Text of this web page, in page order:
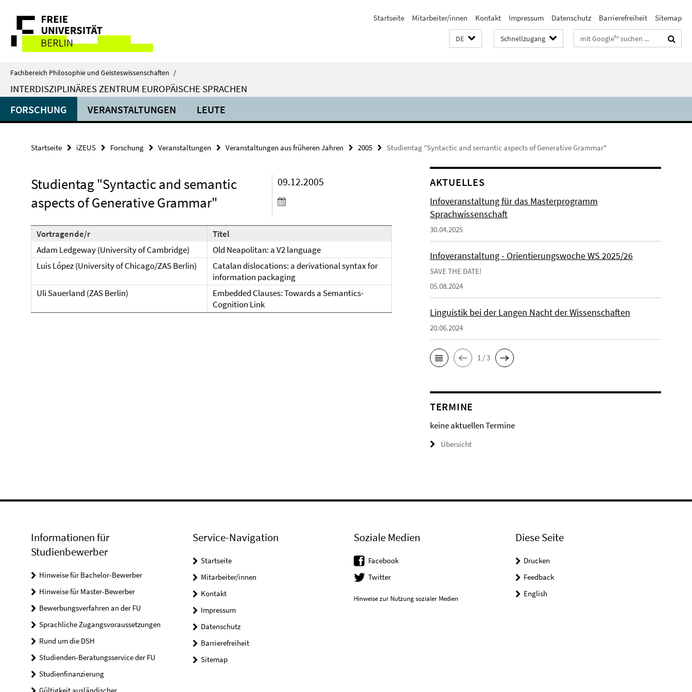
direkt
Inhalt
Service-
Navigation
Startseite Mitarbeiter/innen Kontakt Impressum Datenschutz Barrierefreiheit Sitemap
DE Schnellzugang Suchbegriffe
Fachbereich Philosophie und Geisteswissenschaften /
INTERDISZIPLINÄRES ZENTRUM EUROPÄISCHE SPRACHEN
FORSCHUNG VERANSTALTUNGEN LEUTE
Startseite iZEUS Forschung Veranstaltungen Veranstaltungen aus früheren Jahren 2005 Studientag "Syntactic and semantic aspects of Generative Grammar"
Studientag "Syntactic and semantic
aspects of Generative Grammar"
09.12.2005
Vortragende/r
Titel
Adam Ledgeway (University of Cambridge)
Old Neapolitan: a V2 language
Luis López (University of Chicago/ZAS Berlin)
Catalan dislocations: a derivational syntax for
information packaging
Uli Sauerland (ZAS Berlin)
Embedded Clauses: Towards a Semantics-
Cognition Link
AKTUELLES
Infoveranstaltung für das Masterprogramm
Sprachwissenschaft
30.04.2025
Infoveranstaltung - Orientierungswoche WS 2025/26
SAVE THE DATE!
05.08.2024
Linguistik bei der Langen Nacht der Wissenschaften
20.06.2024
1 / 3
TERMINE
keine aktuellen Termine
Übersicht
Informationen für
Studienbewerber
Hinweise für Bachelor-Bewerber
Hinweise für Master-Bewerber
Bewerbungsverfahren an der FU
Sprachliche Zugangsvoraussetzungen
Rund um die DSH
Studienden-Beratungsservice der FU
Studienfinanzierung
Service-Navigation
Startseite
Mitarbeiter/innen
Kontakt
Impressum
Datenschutz
Barrierefreiheit
Sitemap
Soziale Medien
Facebook
Twitter
Hinweise zur Nutzung sozialer Medien
Diese Seite
Drucken
Feedback
English